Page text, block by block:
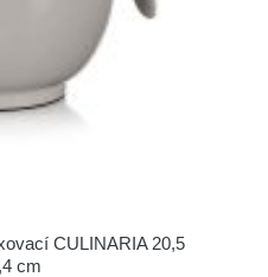
CULINARIA 20,5
cm